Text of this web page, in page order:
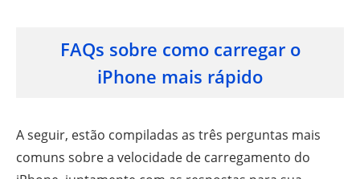
FAQs sobre como carregar o
iPhone mais rápido
A seguir, estão compiladas as três perguntas mais
comuns sobre a velocidade de carregamento do